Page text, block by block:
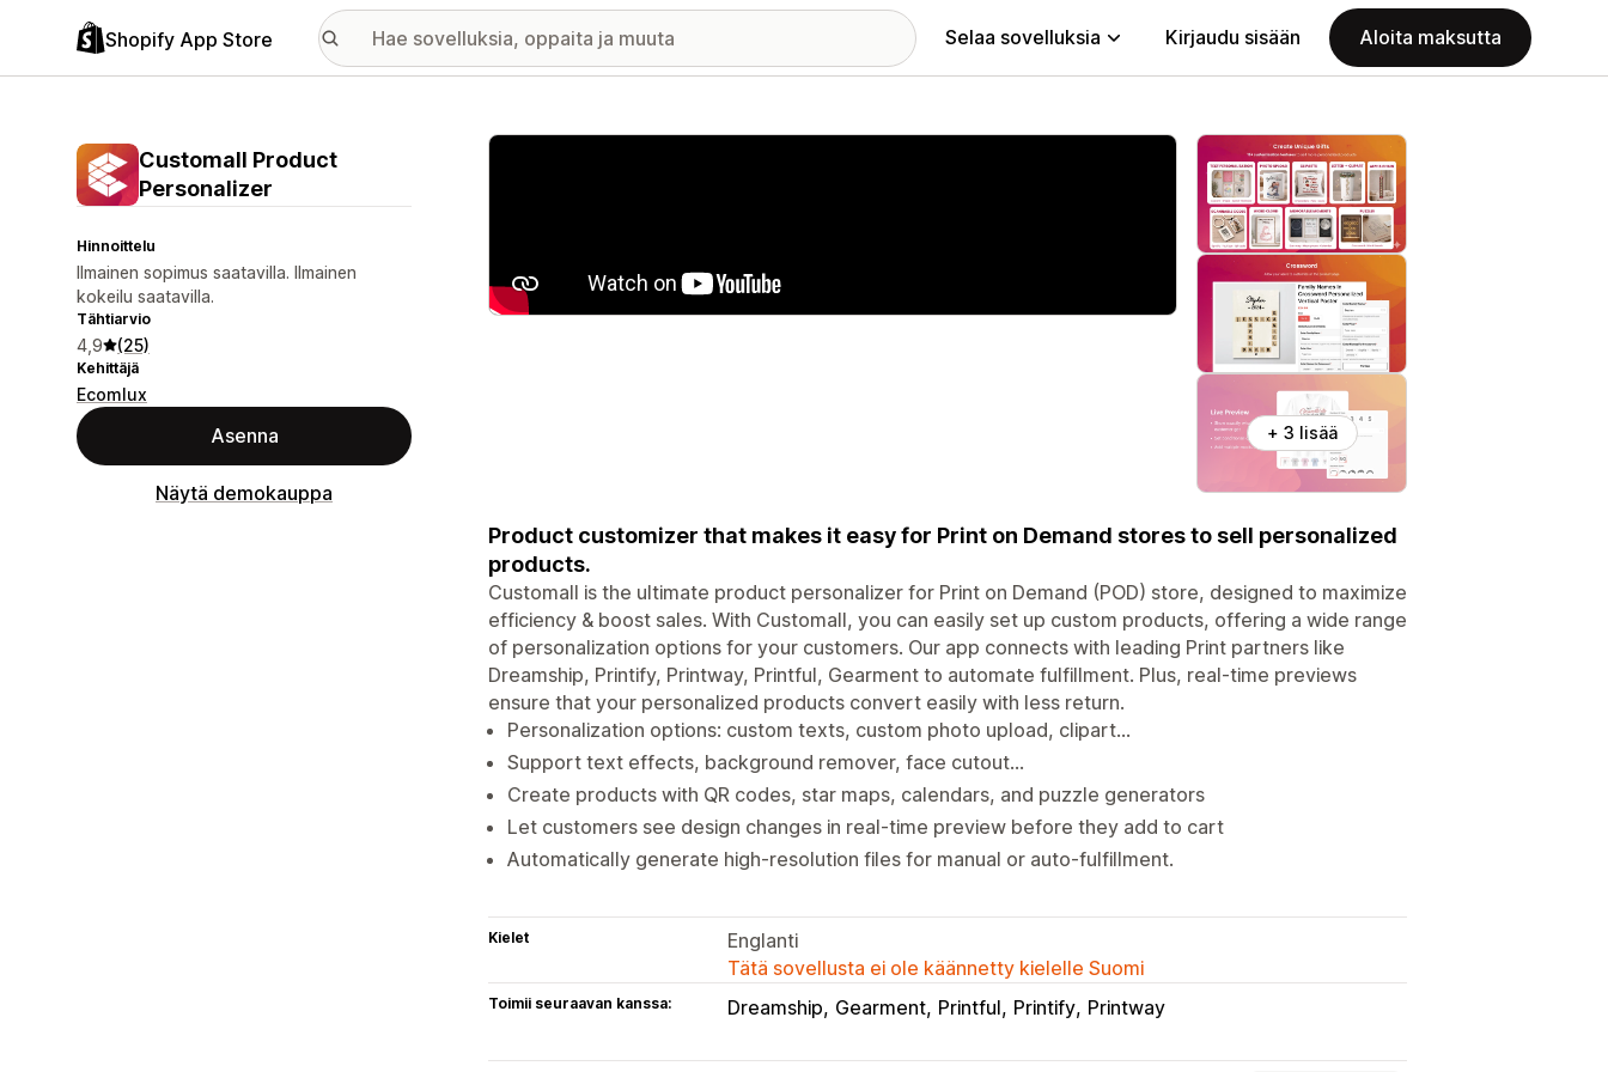
Shopify App Store Selaa sovelluksia Kirjaudu sisään Aloita maksutta
Customall Product
Personalizer
Hinnoittelu
Ilmainen sopimus saatavilla. Ilmainen
kokeilu saatavilla.
Tähtiarvio
4,9 (25)
Kehittäjä
Ecomlux
Asenna
Näytä demokauppa
Esittelykuvagalleria
+ 3 lisää
Product customizer that makes it easy for Print on Demand stores to sell personalized
products.
Customall is the ultimate product personalizer for Print on Demand (POD) store, designed to maximize
efficiency & boost sales. With Customall, you can easily set up custom products, offering a wide range
of personalization options for your customers. Our app connects with leading Print partners like
Dreamship, Printify, Printway, Printful, Gearment to automate fulfillment. Plus, real-time previews
ensure that your personalized products convert easily with less return.
Personalization options: custom texts, custom photo upload, clipart...
Support text effects, background remover, face cutout...
Create products with QR codes, star maps, calendars, and puzzle generators
Let customers see design changes in real-time preview before they add to cart
Automatically generate high-resolution files for manual or auto-fulfillment.
Kielet
Englanti
Tätä sovellusta ei ole käännetty kielelle Suomi
Toimii seuraavan kanssa: Dreamship Gearment Printful Printify Printway